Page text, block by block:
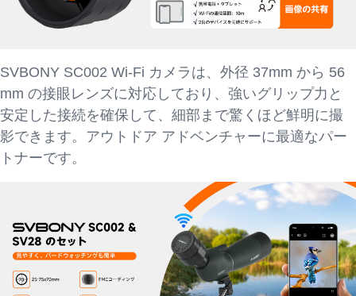
SVBONY SC002 Wi-Fi カメラは、外径 37mm から 56
mm の接眼レンズに対応しており、強いグリップ力と
安定した接続を確保して、細部まで驚くほど鮮明に撮
影できます。アウトドア アドベンチャーに最適なパー
トナーです。